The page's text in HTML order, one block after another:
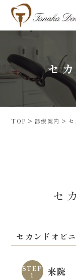
セ
TOP >診療案内 >
セ
セカンドオピ
STEP
1
来院